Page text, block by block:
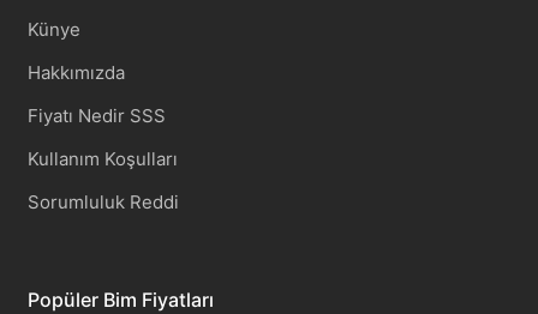
Künye
Hakkımızda
Fiyatı Nedir SSS
Kullanım Koşulları
Sorumluluk Reddi
Popüler Bim Fiyatları